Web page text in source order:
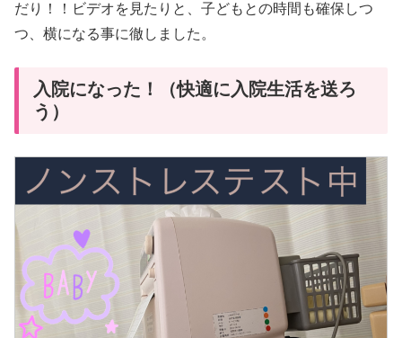
だり！！ビデオを見たりと、子どもとの時間も確保しつ
つ、横になる事に徹しました。
入院になった！（快適に入院生活を送ろ
う）